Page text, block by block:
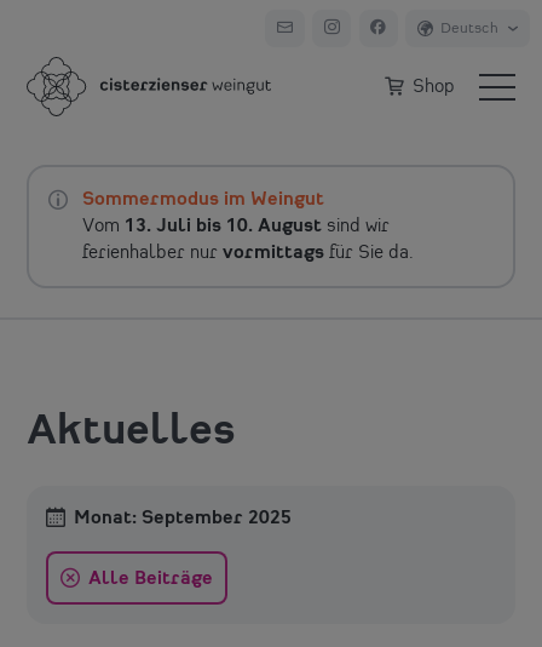
Shop
Sommermodus im Weingut
Vom 13. Juli bis 10. August sind wir
ferienhalber nurvormittags für Sie da.
Aktuelles
Monat: September 2025
Alle Beiträge